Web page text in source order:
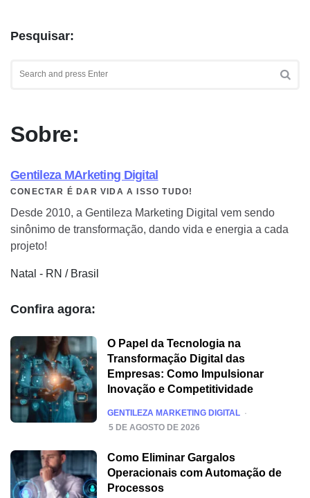
Pesquisar:
Sobre:
Gentileza MArketing Digital
CONECTAR É DAR VIDA A ISSO TUDO!
Desde 2010, a Gentileza Marketing Digital vem sendo
sinônimo de transformação, dando vida e energia a cada
projeto!
Natal - RN / Brasil
Confira agora:
O Papel da Tecnologia na
Transformação Digital das
Empresas: Como Impulsionar
Inovação e Competitividade
POSTED
GENTILEZA MARKETING DIGITAL
5 DE AGOSTO DE 2026
Como Eliminar Gargalos
Operacionais com Automação de
Processos